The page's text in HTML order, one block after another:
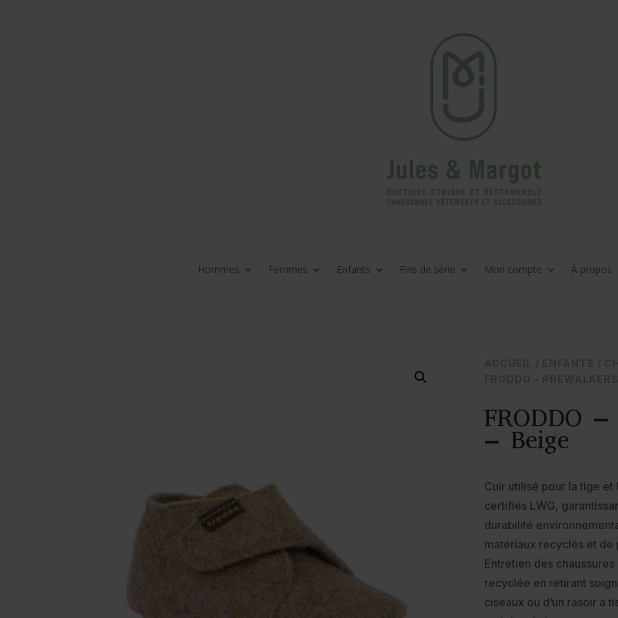
Hommes Femmes Enfants Fins de série Mon compte À propos
ACCUEIL / ENFANTS /
FRODDO –
FRODDO
– Beige
Cuir utilisé pour la tige
certifiés LWG,
durabilité
matériaux recyclés et de
Entretien des
recyclée en retirant
ciseaux ou d’un rasoir à